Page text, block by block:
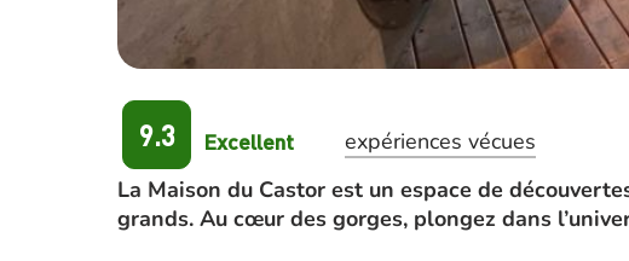
9.3 Excellent
expériences vécues
La Maison du Castor est un espace de
grands. Au cœur des gorges, plongez dans